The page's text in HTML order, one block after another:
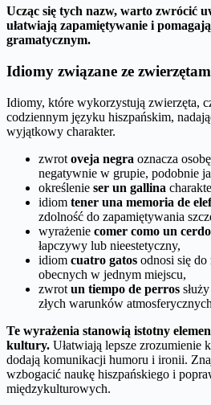
Ucząc się tych nazw, warto zwrócić
ułatwiają zapamiętywanie i
gramatycznym.
Idiomy związane ze
Idiomy, które wykorzystują zwierzęta,
codziennym języku hiszpańskim,
wyjątkowy charakter.
zwrot oveja negra oznacza
negatywnie w grupie, podobnie
określenie ser un gallina
idiom tener una memoria de
zdolność do zapamiętywania
wyrażenie comer como un cerdo
łapczywy lub nieestetyczny,
idiom cuatro gatos odnosi się
obecnych w jednym miejscu,
zwrot un tiempo de perros
złych warunków
Te wyrażenia stanowią istotny
kultury. Ułatwiają lepsze zrozumienie
dodają komunikacji humoru i ironii.
wzbogacić naukę hiszpańskiego i
międzykulturowych.